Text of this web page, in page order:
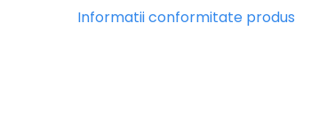
Informatii conformitate produs